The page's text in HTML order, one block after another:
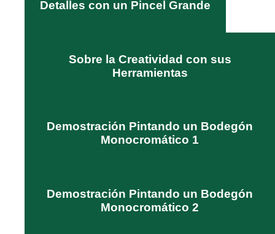
Detalles con un Pincel Grande
Sobre la Creatividad con sus
Herramientas
Demostración Pintando un Bodegón
Monocromático 1
Demostración Pintando un Bodegón
Monocromático 2